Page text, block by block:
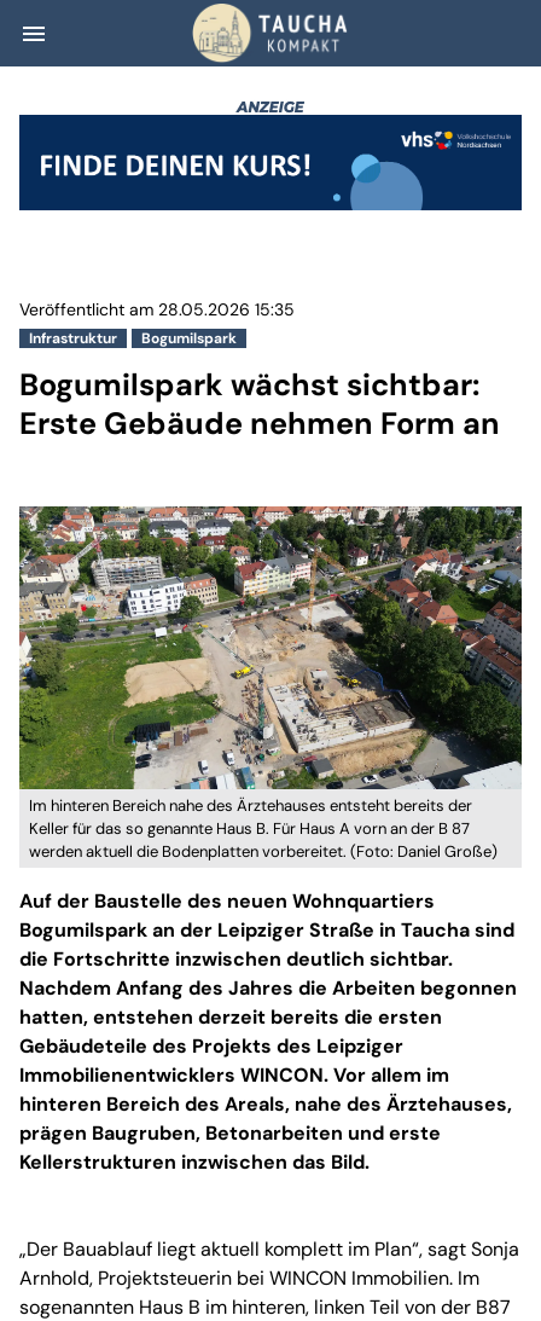
menu Bogumilspark
Infrastruktur Bogumilspark
Veröffentlicht am 28.05.2026 15:35
Bogumilspark wächst sichtbar:
Erste Gebäude nehmen Form an
Im hinteren Bereich nahe des Ärztehauses entsteht bereits der
Keller für das so genannte Haus B. Für Haus A vorn an der B 87
werden aktuell die Bodenplatten vorbereitet. (Foto: Daniel Große)
Auf der Baustelle des neuen Wohnquartiers
Bogumilspark an der Leipziger Straße in Taucha sind
die Fortschritte inzwischen deutlich sichtbar.
Nachdem Anfang des Jahres die Arbeiten begonnen
hatten, entstehen derzeit bereits die ersten
Gebäudeteile des Projekts des Leipziger
Immobilienentwicklers WINCON. Vor allem im
hinteren Bereich des Areals, nahe des Ärztehauses,
prägen Baugruben, Betonarbeiten und erste
Kellerstrukturen inzwischen das Bild.
„Der Bauablauf liegt aktuell komplett im Plan“, sagt Sonja
Arnhold, Projektsteuerin bei WINCON Immobilien. Im
sogenannten Haus B im hinteren, linken Teil von der B87